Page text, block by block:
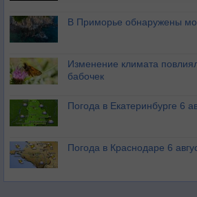
В Приморье обнаружены
Изменение климата
бабочек
Погода в Екатеринбурге 6
Погода в Краснодаре 6